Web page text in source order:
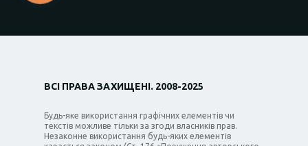
ВСІ ПРАВА ЗАХИЩЕНІ. 2008-2025
Будь-яке використання графічних елементів чи
текстів можливе тільки за згоди власників прав.
Незаконне використання будь-яких елементів